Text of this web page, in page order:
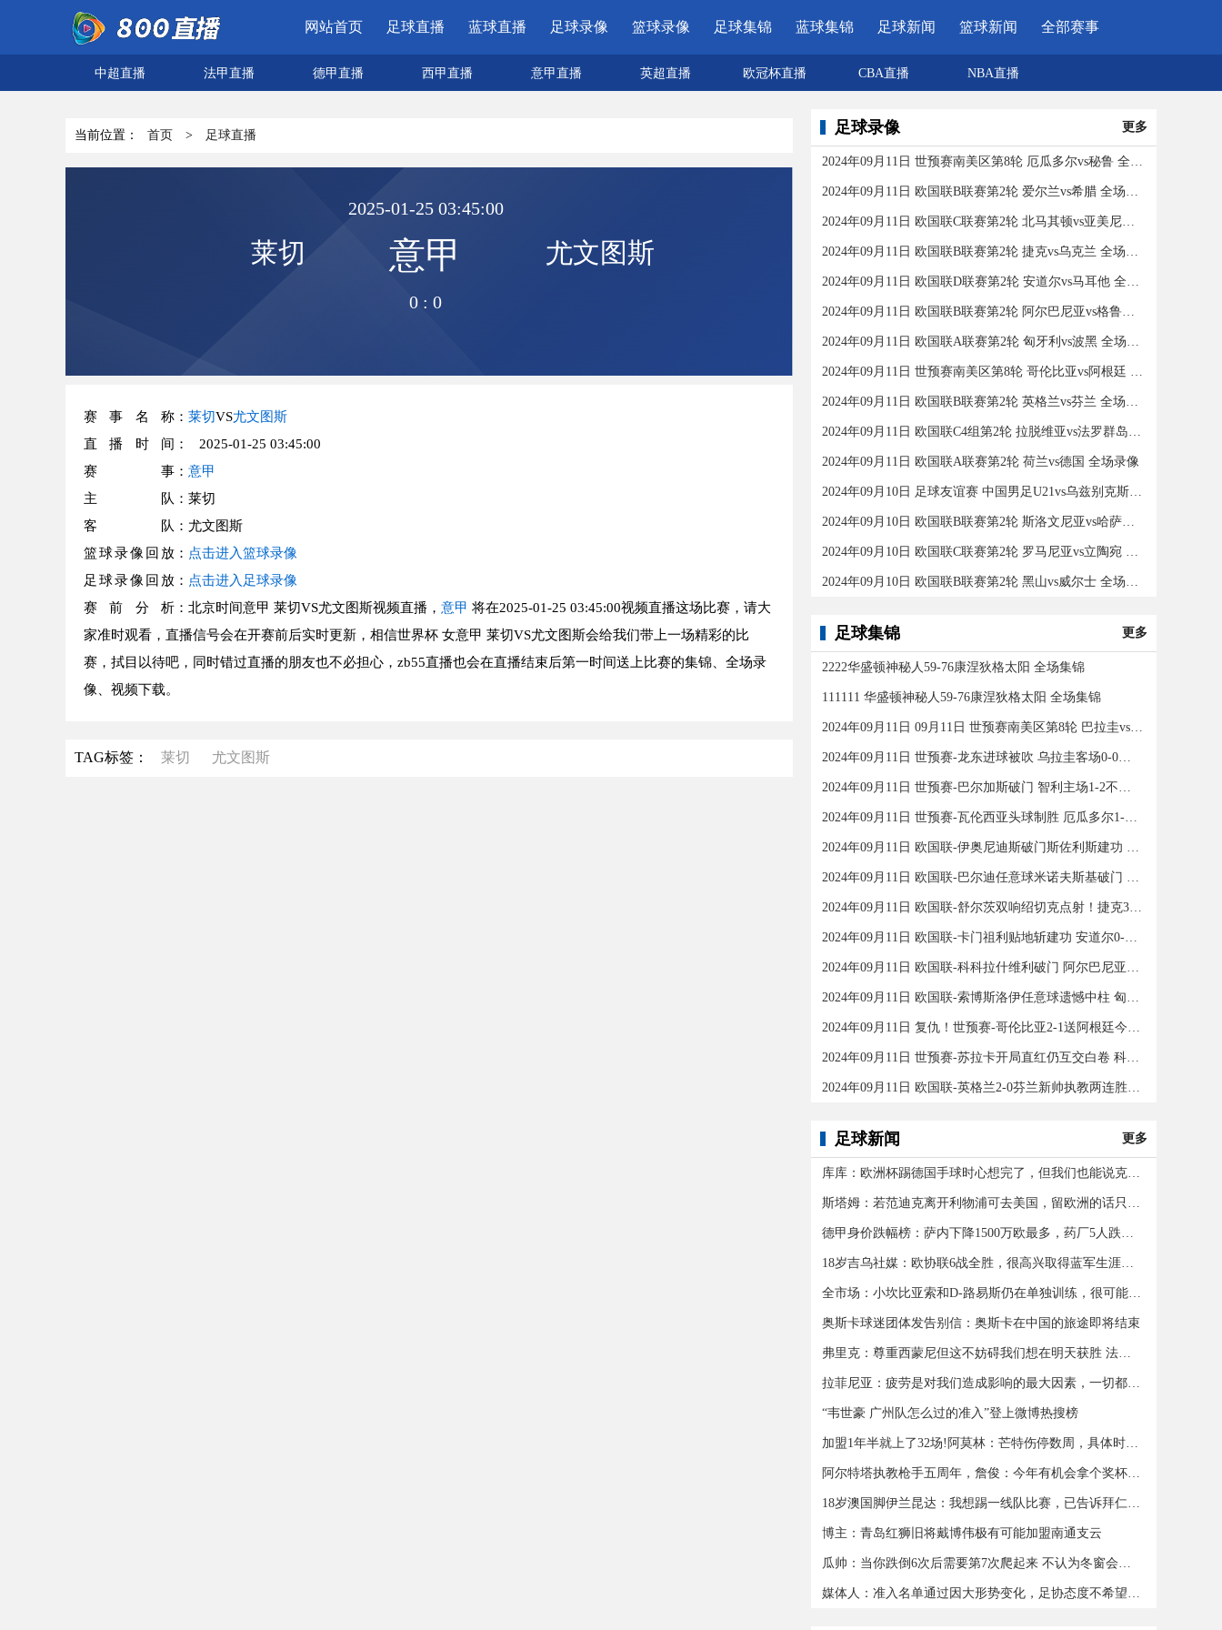
网站首页 足球直播 蓝球直播 足球录像 篮球录像 足球集锦 蓝球集锦 足球新闻 篮球新闻 全部赛事
中超直播 法甲直播 德甲直播 西甲直播 意甲直播 英超直播 欧冠杯直播 CBA直播 NBA直播
当前位置： 首页 > 足球直播
莱切
2025-01-25 03:45:00
意甲
0 : 0
尤文图斯
赛事名称 ： 莱切VS尤文图斯
直播时间 ： 2025-01-25 03:45:00
赛事 ： 意甲
主队 ：莱切
客队 ：尤文图斯
篮球录像回放 ： 点击进入篮球录像
足球录像回放 ： 点击进入足球录像
赛前分析 ：北京时间意甲 莱切VS尤文图斯视频直播， 意甲 将在2025-01-25 03:45:00视频直播这场比赛，请大
家准时观看，直播信号会在开赛前后实时更新，相信世界杯 女意甲 莱切VS尤文图斯会给我们带上一场精彩的比
赛，拭目以待吧，同时错过直播的朋友也不必担心，zb55直播也会在直播结束后第一时间送上比赛的集锦、全场录
像、视频下载。
TAG标签： 莱切 尤文图斯
足球录像 更多
2024年09月11日 世预赛南美区第8轮 厄瓜多尔vs秘鲁 全场录像
2024年09月11日 欧国联B联赛第2轮 爱尔兰vs希腊 全场录像
2024年09月11日 欧国联C联赛第2轮 北马其顿vs亚美尼亚 全场录像
2024年09月11日 欧国联B联赛第2轮 捷克vs乌克兰 全场录像
2024年09月11日 欧国联D联赛第2轮 安道尔vs马耳他 全场录像
2024年09月11日 欧国联B联赛第2轮 阿尔巴尼亚vs格鲁吉亚 全场录像
2024年09月11日 欧国联A联赛第2轮 匈牙利vs波黑 全场录像
2024年09月11日 世预赛南美区第8轮 哥伦比亚vs阿根廷 全场录像
2024年09月11日 欧国联B联赛第2轮 英格兰vs芬兰 全场录像
2024年09月11日 欧国联C4组第2轮 拉脱维亚vs法罗群岛 全场录像
2024年09月11日 欧国联A联赛第2轮 荷兰vs德国 全场录像
2024年09月10日 足球友谊赛 中国男足U21vs乌兹别克斯坦U21 全场录像
2024年09月10日 欧国联B联赛第2轮 斯洛文尼亚vs哈萨克斯坦 全场录像
2024年09月10日 欧国联C联赛第2轮 罗马尼亚vs立陶宛 全场录像
2024年09月10日 欧国联B联赛第2轮 黑山vs威尔士 全场录像
足球集锦 更多
2222华盛顿神秘人59-76康涅狄格太阳 全场集锦
111111 华盛顿神秘人59-76康涅狄格太阳 全场集锦
2024年09月11日 09月11日 世预赛南美区第8轮 巴拉圭vs巴西 进球
2024年09月11日 世预赛-龙东进球被吹 乌拉圭客场0-0闷平委内瑞拉
2024年09月11日 世预赛-巴尔加斯破门 智利主场1-2不敌玻利维亚
2024年09月11日 世预赛-瓦伦西亚头球制胜 厄瓜多尔1-0秘鲁
2024年09月11日 欧国联-伊奥尼迪斯破门斯佐利斯建功 爱尔兰0-2希腊
2024年09月11日 欧国联-巴尔迪任意球米诺夫斯基破门 十人北马其顿2-0亚美尼亚
2024年09月11日 欧国联-舒尔茨双响绍切克点射！捷克3-2险胜乌克兰
2024年09月11日 欧国联-卡门祖利贴地斩建功 安道尔0-1马耳他
2024年09月11日 欧国联-科科拉什维利破门 阿尔巴尼亚0-1格鲁吉亚
2024年09月11日 欧国联-索博斯洛伊任意球遗憾中柱 匈牙利0-0战平波黑
2024年09月11日 复仇！世预赛-哥伦比亚2-1送阿根廷今年首败 J罗传射奥塔门迪送点
2024年09月11日 世预赛-苏拉卡开局直红仍互交白卷 科威特0-0伊拉克
2024年09月11日 欧国联-英格兰2-0芬兰新帅执教两连胜 凯恩百场里程碑双响
足球新闻 更多
库库：欧洲杯踢德国手球时心想完了，但我们也能说克罗斯应被罚下
斯塔姆：若范迪克离开利物浦可去美国，留欧洲的话只有皇马可行
德甲身价跌幅榜：萨内下降1500万欧最多，药厂5人跌幅超500万欧
18岁吉乌社媒：欧协联6战全胜，很高兴取得蓝军生涯首个帽子戏法
全市场：小坎比亚索和D-路易斯仍在单独训练，很可能缺战蒙扎
奥斯卡球迷团体发告别信：奥斯卡在中国的旅途即将结束
弗里克：尊重西蒙尼但这不妨碍我们想在明天获胜 法蒂可以出战
拉菲尼亚：疲劳是对我们造成影响的最大因素，一切都会过去
“韦世豪 广州队怎么过的准入”登上微博热搜榜
加盟1年半就上了32场!阿莫林：芒特伤停数周，具体时间我也不知道
阿尔特塔执教枪手五周年，詹俊：今年有机会拿个奖杯么 ​​​
18岁澳国脚伊兰昆达：我想踢一线队比赛，已告诉拜仁希望被外租
博主：青岛红狮旧将戴博伟极有可能加盟南通支云
瓜帅：当你跌倒6次后需要第7次爬起来 不认为冬窗会有人离队
媒体人：准入名单通过因大形势变化，足协态度不希望球队解散